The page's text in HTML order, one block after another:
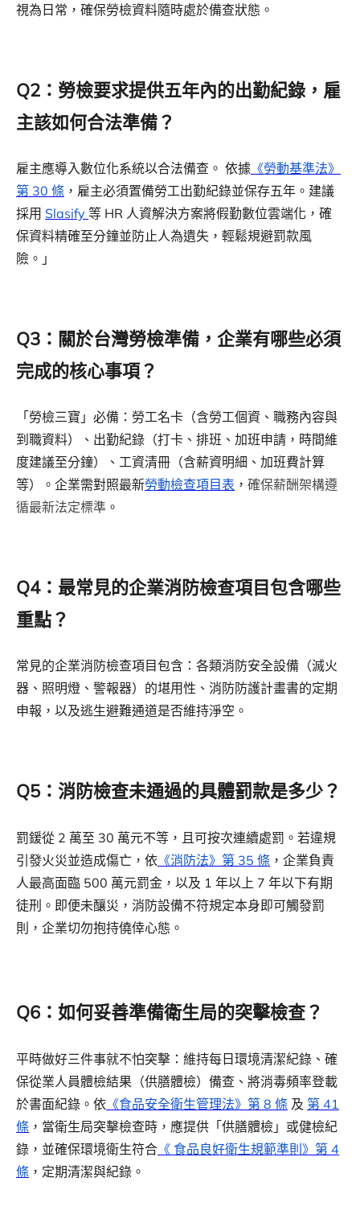
視為日常，確保勞檢資料隨時處於備查狀態。
Q2：勞檢要求提供五年內的出勤紀錄，雇
主該如何合法準備？
雇主應導入數位化系統以合法備查。 依據 《勞動基準法》
第 30 條 ，雇主必須置備勞工出勤紀錄並保存五年。建議
採用 Slasify 等 HR 人資解決方案將假勤數位雲端化，確
保資料精確至分鐘並防止人為遺失，輕鬆規避罰款風
險。」
Q3：關於台灣勞檢準備，企業有哪些必須
完成的核心事項？
「勞檢三寶」必備：勞工名卡（含勞工個資、職務內容與
到職資料）、出勤紀錄（打卡、排班、加班申請，時間維
度建議至分鐘）、工資清冊（含薪資明細、加班費計算
等）。企業需對照最新勞動檢查項目表 ， 確保薪酬架構遵
循最新法定標準 。
Q4：最常見的企業消防檢查項目包含哪些
重點？
常見的企業消防檢查項目包含：各類消防安全設備（滅火
器、照明燈、警報器）的堪用性、消防防護計畫書的定期
申報，以及逃生避難通道是否維持淨空。
Q5：消防檢查未通過的具體罰款是多少？
罰鍰從 2 萬至 30 萬元不等，且可按次連續處罰。若違規
引發火災並造成傷亡，依 《消防法》第 35 條 ，企業負責
人最高面臨 500 萬元罰金，以及 1 年以上 7 年以下有期
徒刑。即便未釀災，消防設備不符規定本身即可觸發罰
則，企業切勿抱持僥倖心態。
Q6：如何妥善準備衛生局的突擊檢查？
平時做好三件事就不怕突擊：維持每日環境清潔紀錄、確
保從業人員體檢結果（供膳體檢）備查、將消毒頻率登載
於書面紀錄。依 《食品安全衛生管理法》第 8 條 及 第 41
條 ，當衛生局突擊檢查時，應提供「供膳體檢」或健檢紀
錄，並確保環境衛生符合 《 食品良好衛生規範準則》第 4
條 ，定期清潔與紀錄。